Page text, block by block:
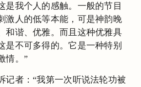
是我个人的感触。一般的节目
激人的低等本能，可是神韵晚
和谐、优雅。而且这种优雅具
是不可多得的。它是一种特别
情。”
记者：“我第一次听说法轮功被